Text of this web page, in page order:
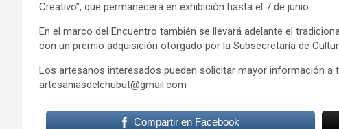
Creativo”, que permanecerá en exhibición hasta el 7 de junio.
En el marco del Encuentro también se llevará adelante el
con un premio adquisición otorgado por la Subsecretaría de
Los artesanos interesados pueden solicitar mayor información a
artesaniasdelchubut@gmail.com
Compartir en Facebook